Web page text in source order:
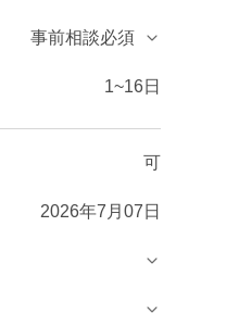
事前相談必須
1~16日
可
2026年7月07日